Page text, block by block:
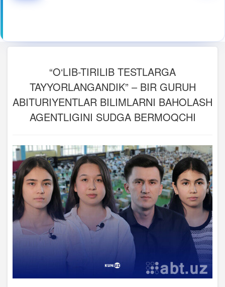
“O‘LIB-TIRILIB TESTLARGA
TAYYORLANGANDIK” – BIR GURUH
ABITURIYENTLAR BILIMLARNI BAHOLASH
AGENTLIGINI SUDGA BERMOQCHI